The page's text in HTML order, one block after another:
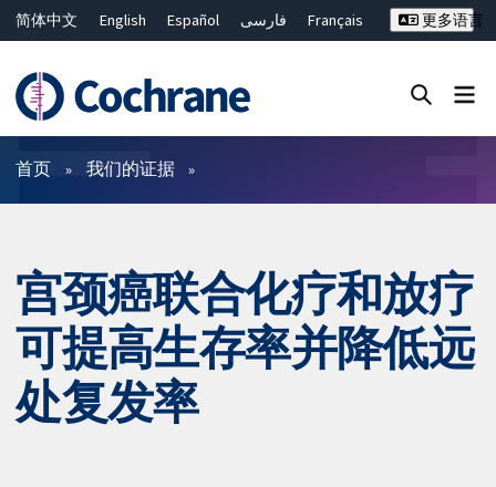
简体中文 English Español فارسی
Français
ไทย
繁體中文
更多语言
过滤
首页 我们的证据
宫颈癌联合化疗和放疗
可提高生存率并降低远
处复发率